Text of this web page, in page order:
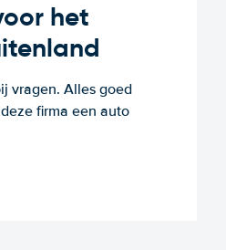
het
vragen. Alles goed
firma een auto